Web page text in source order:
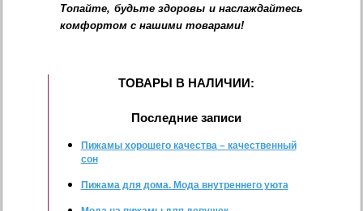
Топайте, будьте здоровы и наслаждайтесь
комфортом с нашими товарами!
ТОВАРЫ В НАЛИЧИИ:
Последние записи
Пижамы хорошего качества – качественный
сон
Пижама для дома. Мода внутреннего уюта